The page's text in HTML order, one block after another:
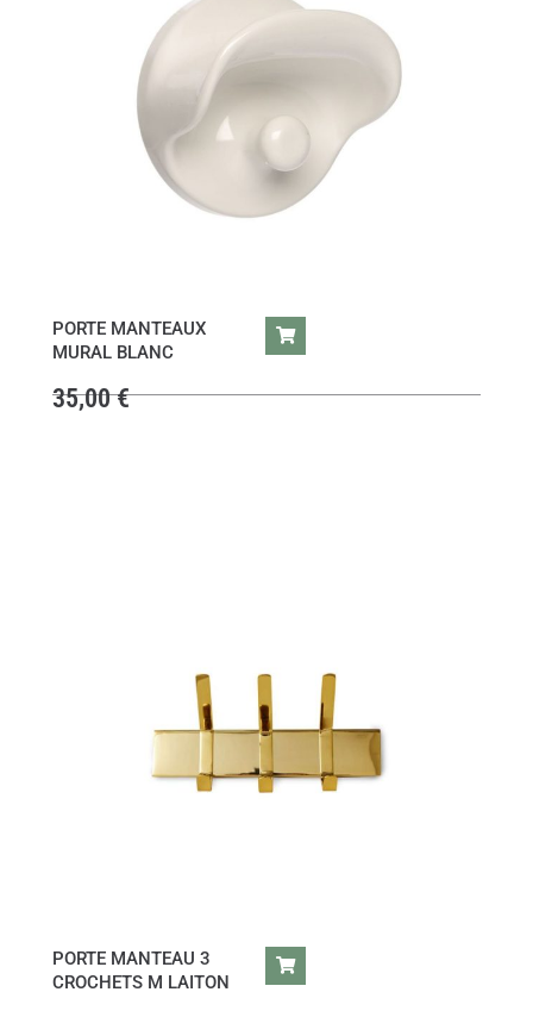
PORTE MANTEAUX
MURAL BLANC
35,00€
PORTE MANTEAU 3
CROCHETS M LAITON